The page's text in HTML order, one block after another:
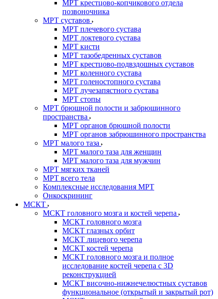
МРТ крестцово-копчикового отдела
позвоночника
МРТ суставов
МРТ плечевого сустава
МРТ локтевого сустава
МРТ кисти
МРТ тазобедренных суставов
МРТ крестцово-подвздошных суставов
МРТ коленного сустава
МРТ голеностопного сустава
МРТ лучезапястного сустава
МРТ стопы
МРТ брюшной полости и забрюшинного
пространства
МРТ органов брюшной полости
МРТ органов забрюшинного пространства
МРТ малого таза
МРТ малого таза для женщин
МРТ малого таза для мужчин
МРТ мягких тканей
МРТ всего тела
Комплексные исследования МРТ
Онкоскрининг
МСКТ
МСКТ головного мозга и костей черепа
МСКТ головного мозга
МСКТ глазных орбит
МСКТ лицевого черепа
МСКТ костей черепа
МСКТ головного мозга и полное
исследование костей черепа с 3D
реконструкцией
МСКТ височно-нижнечелюстных суставов
функциональное (открытый и закрытый рот)